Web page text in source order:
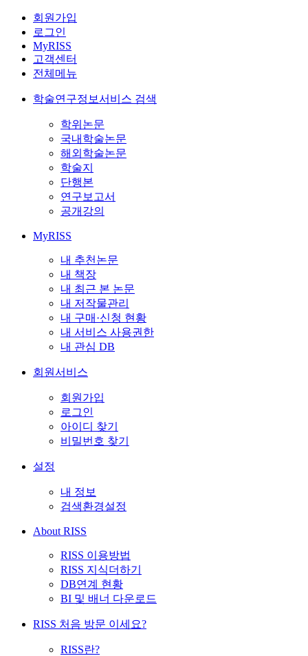
회원가입
로그인
MyRISS
고객센터
전체메뉴
학술연구정보서비스 검색
학위논문
국내학술논문
해외학술논문
학술지
단행본
연구보고서
공개강의
MyRISS
내 추천논문
내 책장
내 최근 본 논문
내 저작물관리
내 구매·신청 현황
내 서비스 사용권한
내 관심 DB
회원서비스
회원가입
로그인
아이디 찾기
비밀번호 찾기
설정
내 정보
검색환경설정
About RISS
RISS 이용방법
RISS 지식더하기
DB연계 현황
BI 및 배너 다운로드
RISS 처음 방문 이세요?
RISS란?